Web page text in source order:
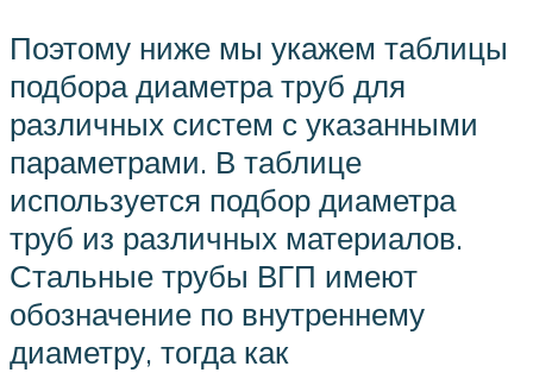
Поэтому ниже мы укажем таблицы
подбора диаметра труб для
различных систем с указанными
параметрами. В таблице
используется подбор диаметра
труб из различных материалов.
Стальные трубы ВГП имеют
обозначение по внутреннему
диаметру, тогда как